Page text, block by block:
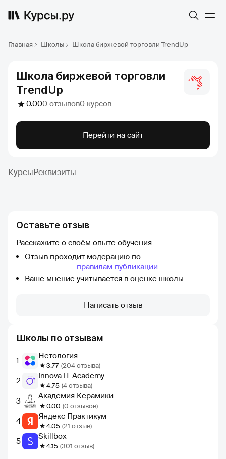
Главная Школы Школа биржевой торговли TrendUp
Школа биржевой торговли
TrendUp
0.000 отзывов0 курсов
Перейти на сайт
КурсыРеквизиты
Оставьте отзыв
Расскажите о своём опыте обучения
Отзыв проходит модерацию по
правилам публикации
Ваше мнение учитывается в оценке школы
Написать отзыв
Школы по отзывам
1 Нетология
3.77 (204 отзыва)
2 Innova IT Academy
4.75 (4 отзыва)
3 Академия Керамики
0.00 (0 отзывов)
4 Яндекс Практикум
4.05 (21 отзыв)
5 Skillbox
4.15 (301 отзыв)